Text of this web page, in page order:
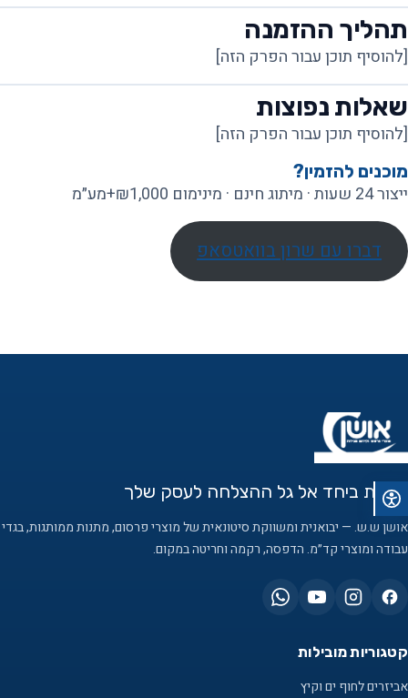
תהליך ההזמנה
[להוסיף תוכן עבור הפרק הזה]
שאלות נפוצות
[להוסיף תוכן עבור הפרק הזה]
מוכנים להזמין?
ייצור 24 שעות · מיתוג חינם · מינימום ₪1,000+מע״מ
דברו עם שרון בוואטסאפ
לעלות ביחד אל גל ההצלחה לעסק שלך
אושן ש.ש. — יבואנית ומשווקת סיטונאית של מוצרי פרסום, מתנות ממותגות, בגדי
עבודה ומוצרי קד״מ. הדפסה, רקמה וחריטה במקום.
קטגוריות מובילות
אביזרים לחוף ים וקיץ